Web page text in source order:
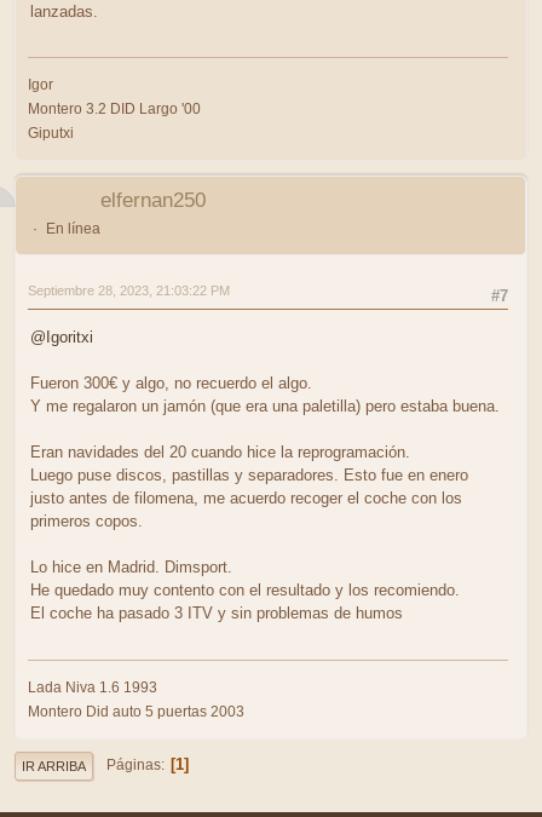
lanzadas.
Igor
Montero 3.2 DID Largo '00
Giputxi
elfernan250
En línea
#7
Septiembre 28, 2023, 21:03:22 PM
@Igoritxi
Fueron 300€ y algo, no recuerdo el algo.
Y me regalaron un jamón (que era una paletilla) pero estaba buena.
Eran navidades del 20 cuando hice la reprogramación.
Luego puse discos, pastillas y separadores. Esto fue en enero
justo antes de filomena, me acuerdo recoger el coche con los
primeros copos.
Lo hice en Madrid. Dimsport.
He quedado muy contento con el resultado y los recomiendo.
El coche ha pasado 3 ITV y sin problemas de humos
Lada Niva 1.6 1993
Montero Did auto 5 puertas 2003
IR ARRIBA Páginas 1